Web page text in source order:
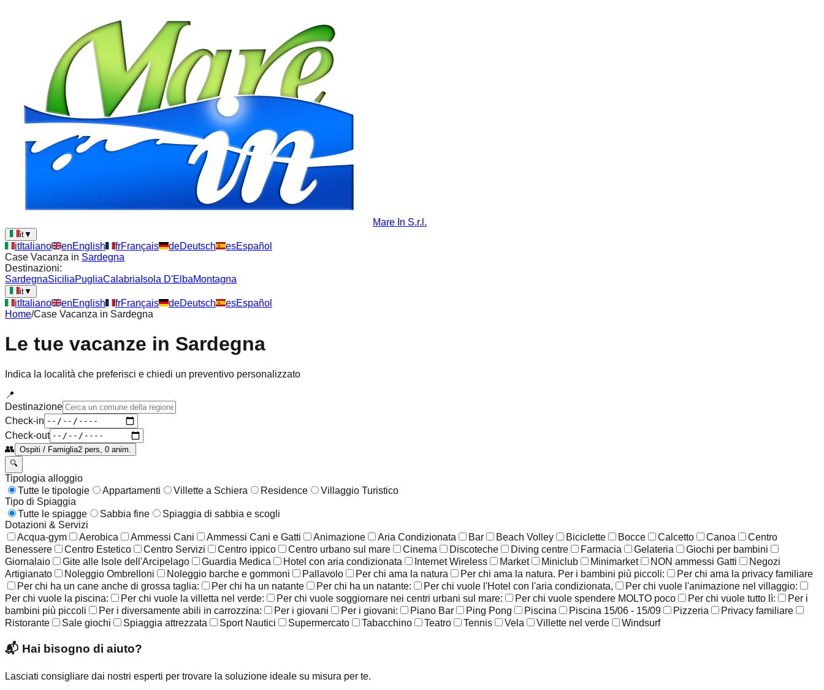
Mare In S.r.l.
it▼
itItaliano enEnglish frFrançais deDeutsch esEspañol
Case Vacanza in Sardegna
Destinazioni:
SardegnaSiciliaPugliaCalabria Isola D'ElbaMontagna
it▼
itItaliano enEnglish frFrançais deDeutsch esEspañol
Home/Case Vacanza in Sardegna
Le tue vacanze in Sardegna
Indica la località che preferisci e chiedi un preventivo personalizzato
📍
Destinazione
Check-in
Check-out
👥 Ospiti / Famiglia2 pers, 0 anim.
🔍
Tipologia alloggio
Tutte le tipologie
Appartamenti Villette a Schiera Residence
Villaggio Turistico
Tipo di Spiaggia
Tutte le spiagge
Sabbia fine
Spiaggia di sabbia e scogli
Dotazioni & Servizi
Acqua-gym
Aerobica Ammessi Cani Ammessi Cani e Gatti Animazione Aria Condizionata Bar Beach Volley Biciclette Bocce Calcetto Canoa
Centro
Benessere
Centro Estetico Centro Servizi Centro ippico Centro urbano sul mare Cinema Discoteche Diving centre Farmacia Gelateria
Giochi per bambini
Giornalaio
Gite alle Isole dell'Arcipelago Guardia Medica Hotel con aria condizionata Internet Wireless Market Miniclub Minimarket NON ammessi Gatti
Negozi
Artigianato
Noleggio Ombrelloni Noleggio barche e gommoni Pallavolo Per chi ama la natura Per chi ama la natura. Per i bambini più piccoli:
Per chi ama la privacy familiare
Per chi ha un cane anche di grossa taglia:
Per chi ha un natante Per chi ha un natante: Per chi vuole l'Hotel con l'aria condizionata,
Per chi vuole l'animazione nel villaggio:
Per chi vuole la piscina:
Per chi vuole la villetta nel verde: Per chi vuole soggiornare nei centri urbani sul mare: Per chi vuole spendere MOLTO poco Per chi vuole tutto lì:
Per i
bambini più piccoli
Per i diversamente abili in carrozzina: Per i giovani Per i giovani: Piano Bar Ping Pong Piscina Piscina 15/06 - 15/09 Pizzeria
Privacy familiare
Ristorante
Sale giochi Spiaggia attrezzata Sport Nautici Supermercato Tabacchino Teatro Tennis Vela Villette nel verde Windsurf
📬 Hai bisogno di aiuto?
Lasciati consigliare dai nostri esperti per trovare la soluzione ideale su misura per te.